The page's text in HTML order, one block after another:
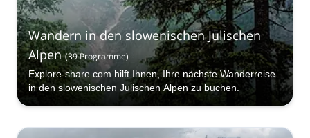
Wandern in den slowenischen Julischen
Alpen (39Programme)
Explore-share.com hilft Ihnen, Ihre nächste Wanderreise
in den slowenischen Julischen Alpen zu buchen.